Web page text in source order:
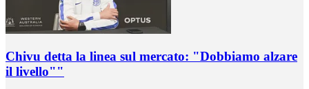
Chivu detta la linea sul mercato: "Dobbiamo alzare
il livello""